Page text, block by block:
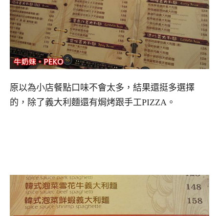
原以為小店餐點口味不會太多，結果還挺多選擇
的，除了義大利麵還有焗烤跟手工PIZZA。